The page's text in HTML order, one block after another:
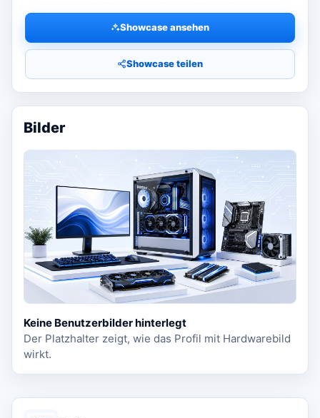
Showcase ansehen
Showcase teilen
Bilder
Keine Benutzerbilder hinterlegt
Der Platzhalter zeigt, wie das Profil mit Hardwarebild
wirkt.